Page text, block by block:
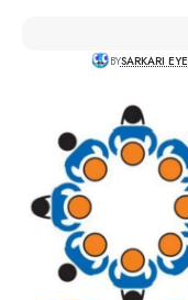
BYSARKARI EYE